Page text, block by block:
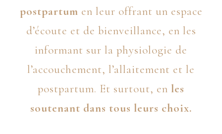
postpartum en leur offrant un espace
d’écoute et de bienveillance, en les
informant sur la physiologie de
l’accouchement, l’allaitement et le
postpartum. Et surtout, en les
soutenant dans tous leurs choix.